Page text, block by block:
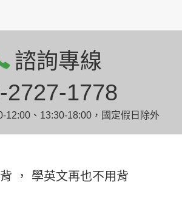
諮詢專線
2727-1778
12:00、13:30-18:00，國定假日除外
， 學英文再也不用背